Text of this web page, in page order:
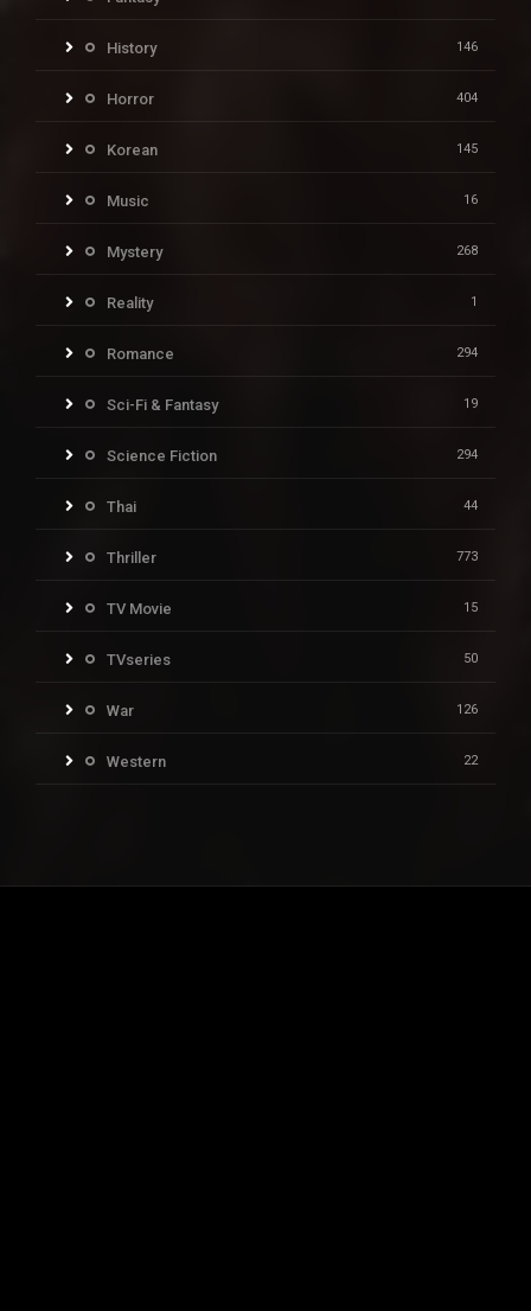
History 146
Horror 404
Korean 145
Music 16
Mystery 268
Reality 1
Romance 294
Sci-Fi & Fantasy 19
Science Fiction 294
Thai 44
Thriller 773
TV Movie 15
TVseries 50
War 126
Western 22